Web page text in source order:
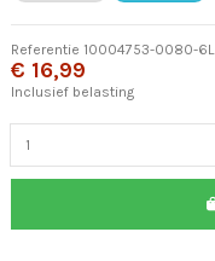
Referentie 10004753-0080-6L
€ 16,99
Inclusief belasting